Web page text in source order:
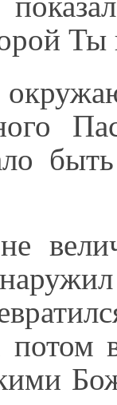
Ты
потом